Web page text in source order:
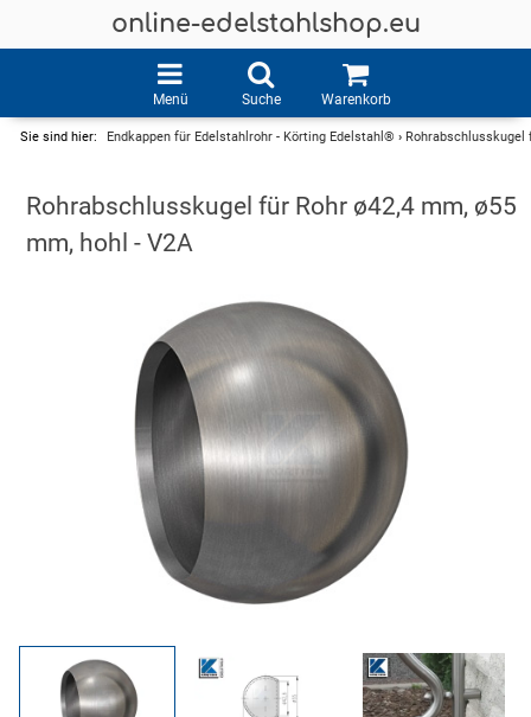
online-edelstahlshop.eu
Menü Suche Warenkorb
Sie sind hier: Endkappen für Edelstahlrohr - Körting Edelstahl® › Rohrabschlusskugel
Rohrabschlusskugel für Rohr ø42,4 mm, ø55
mm, hohl - V2A